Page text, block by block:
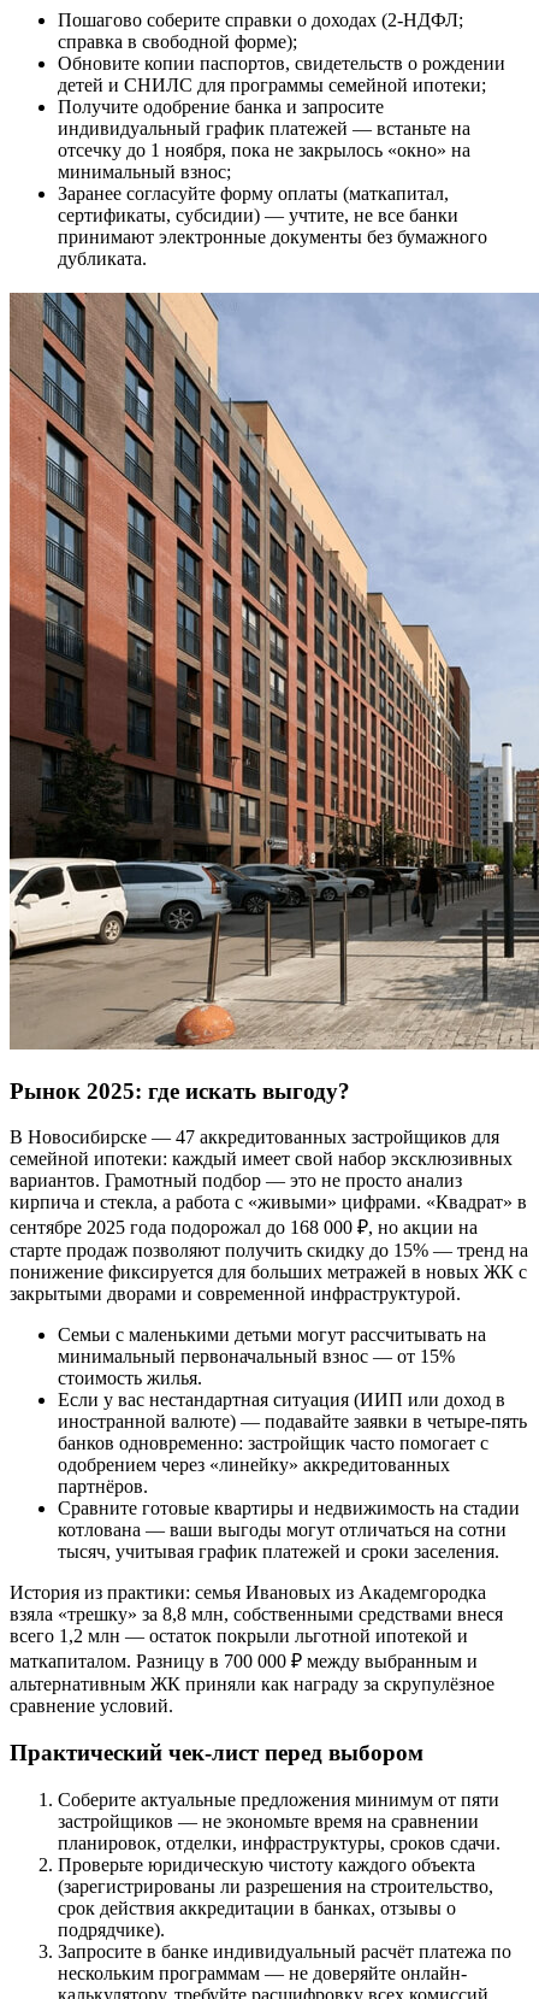
Пошагово соберите справки о доходах (2-НДФЛ;
справка в свободной форме);
Обновите копии паспортов, свидетельств о рождении
детей и СНИЛС для программы семейной ипотеки;
Получите одобрение банка и запросите
индивидуальный график платежей — встаньте на
отсечку до 1 ноября, пока не закрылось «окно» на
минимальный взнос;
Заранее согласуйте форму оплаты (маткапитал,
сертификаты, субсидии) — учтите, не все банки
принимают электронные документы без бумажного
дубликата.
Рынок 2025: где искать выгоду?
В Новосибирске — 47 аккредитованных застройщиков для
семейной ипотеки: каждый имеет свой набор эксклюзивных
вариантов. Грамотный подбор — это не просто анализ
кирпича и стекла, а работа с «живыми» цифрами. «Квадрат» в
сентябре 2025 года подорожал до 168 000 ₽, но акции на
старте продаж позволяют получить скидку до 15% — тренд на
понижение фиксируется для больших метражей в новых ЖК с
закрытыми дворами и современной инфраструктурой.
Семьи с маленькими детьми могут рассчитывать на
минимальный первоначальный взнос — от 15%
стоимость жилья.
Если у вас нестандартная ситуация (ИИП или доход в
иностранной валюте) — подавайте заявки в четыре-пять
банков одновременно: застройщик часто помогает с
одобрением через «линейку» аккредитованных
партнёров.
Сравните готовые квартиры и недвижимость на стадии
котлована — ваши выгоды могут отличаться на сотни
тысяч, учитывая график платежей и сроки заселения.
История из практики: семья Ивановых из Академгородка
взяла «трешку» за 8,8 млн, собственными средствами внеся
всего 1,2 млн — остаток покрыли льготной ипотекой и
маткапиталом. Разницу в 700 000 ₽ между выбранным и
альтернативным ЖК приняли как награду за скрупулёзное
сравнение условий.
Практический чек-лист перед выбором
Соберите актуальные предложения минимум от пяти
застройщиков — не экономьте время на сравнении
планировок, отделки, инфраструктуры, сроков сдачи.
Проверьте юридическую чистоту каждого объекта
(зарегистрированы ли разрешения на строительство,
срок действия аккредитации в банках, отзывы о
подрядчике).
Запросите в банке индивидуальный расчёт платежа по
нескольким программам — не доверяйте онлайн-
калькулятору, требуйте расшифровку всех комиссий.